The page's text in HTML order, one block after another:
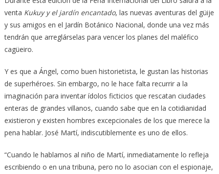
venta Kukuy y el jardín encantado, las nuevas aventuras del güije
y sus amigos en el Jardín Botánico Nacional, donde una vez más
tendrán que arreglárselas para vencer los planes del maléfico
cagüeiro.
Y es que a Ángel, como buen historietista, le gustan las historias
de superhéroes. Sin embargo, no le hace falta recurrir a la
imaginación para inventar ídolos ficticios que rescatan ciudades
enteras de grandes villanos, cuando sabe que en la cotidianidad
existieron y existen hombres excepcionales de los que merece la
pena hablar. José Martí, indiscutiblemente es uno de ellos.
“Cuando le hablamos al niño de Martí, inmediatamente lo refleja
escribiendo o en una tribuna, pero no lo asocian con el espionaje,